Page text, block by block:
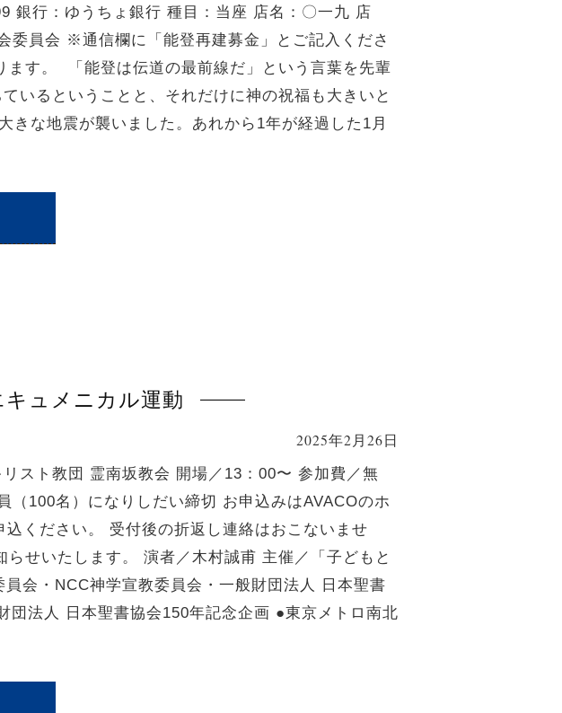
行：ゆうちょ銀行 種目：当座 店名：〇一九 店
委員会 ※通信欄に「能登再建募金」とご記入くださ
す。 「能登は伝道の最前線だ」という言葉を先輩
いるということと、それだけに神の祝福も大きいと
な地震が襲いました。あれから1年が経過した1月
ュメニカル運動
2025年2月26日
ト教団 霊南坂教会 開場／13：00〜 参加費／無
100名）になりしだい締切 お申込みはAVACOのホ
ください。 受付後の折返し連絡はおこないませ
せいたします。 演者／木村誠甫 主催／「子どもと
会・NCC神学宣教委員会・一般財団法人 日本聖書
団法人 日本聖書協会150年記念企画 ●東京メトロ南北